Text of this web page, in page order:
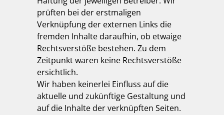
prüften bei der erstmaligen
Verknüpfung der externen Links die
fremden Inhalte daraufhin, ob etwaige
Rechtsverstöße bestehen. Zu dem
Zeitpunkt waren keine Rechtsverstöße
ersichtlich.
Wir haben keinerlei Einfluss auf die
aktuelle und zukünftige Gestaltung und
auf die Inhalte der verknüpften Seiten.